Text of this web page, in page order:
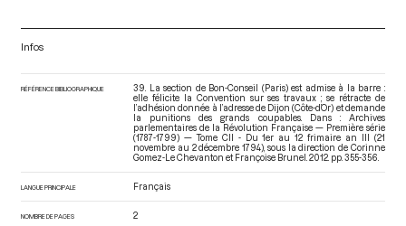
Infos
RÉFÉRENCE BIBLIOGRAPHIQUE
39. La section de Bon-Conseil (Paris) est admise à la barre :
elle félicite la Convention sur ses travaux ; se rétracte de
l’adhésion donnée à l’adresse de Dijon (Côte-d’Or) et demande
la punitions des grands coupables. Dans : Archives
parlementaires de la Révolution Française — Première série
(1787-1799) — Tome CII - Du 1er au 12 frimaire an III (21
novembre au 2 décembre 1794) , sous la direction de Corinne
Gomez-Le Chevanton et Françoise Brunel. 2012. pp. 355-356.
LANGUE PRINCIPALE Français
NOMBRE DE PAGES 2